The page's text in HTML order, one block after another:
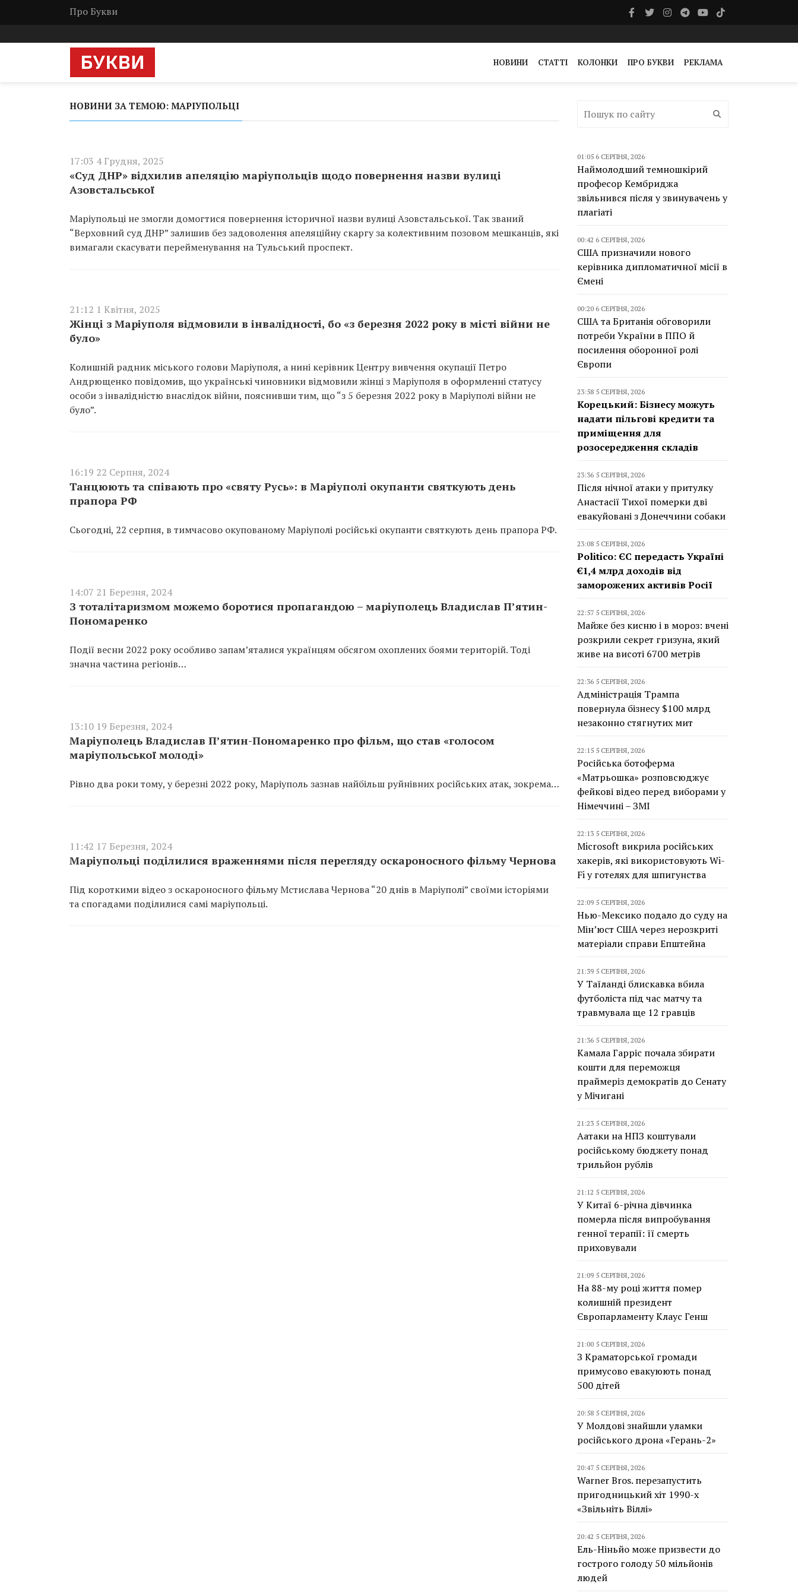
Про Букви
НОВИНИ СТАТТІ КОЛОНКИ ПРО БУКВИ РЕКЛАМА
НОВИНИ ЗА ТЕМОЮ: МАРІУПОЛЬЦІ
17:03 4 Грудня, 2025
«Суд ДНР» відхилив апеляцію маріупольців щодо повернення назви вулиці
Азовстальської
Маріупольці не змогли домогтися повернення історичної назви вулиці Азовстальської. Так званий
“Верховний суд ДНР” залишив без задоволення апеляційну скаргу за колективним позовом мешканців, які
вимагали скасувати перейменування на Тульський проспект.
21:12 1 Квітня, 2025
Жінці з Маріуполя відмовили в інвалідності, бо «з березня 2022 року в місті війни не
було»
Колишній радник міського голови Маріуполя, а нині керівник Центру вивчення окупації Петро
Андрющенко повідомив, що українські чиновники відмовили жінці з Маріуполя в оформленні статусу
особи з інвалідністю внаслідок війни, пояснивши тим, що “з 5 березня 2022 року в Маріуполі війни не
було”.
16:19 22 Серпня, 2024
Танцюють та співають про «святу Русь»: в Маріуполі окупанти святкують день
прапора РФ
Сьогодні, 22 серпня, в тимчасово окупованому Маріуполі російські окупанти святкують день прапора РФ.
14:07 21 Березня, 2024
З тоталітаризмом можемо боротися пропагандою – маріуполець Владислав П’ятин-
Пономаренко
Події весни 2022 року особливо запам’яталися українцям обсягом охоплених боями територій. Тоді
значна частина регіонів…
13:10 19 Березня, 2024
Маріуполець Владислав П’ятин-Пономаренко про фільм, що став «голосом
маріупольської молоді»
Рівно два роки тому, у березні 2022 року, Маріуполь зазнав найбільш руйнівних російських атак, зокрема…
11:42 17 Березня, 2024
Маріупольці поділилися враженнями після перегляду оскароносного фільму Чернова
Під короткими відео з оскароносного фільму Мстислава Чернова “20 днів в Маріуполі” своїми історіями
та спогадами поділилися самі маріупольці.
01:05 6 СЕРПНЯ, 2026
Наймолодший темношкірий
професор Кембриджа
звільнився після у звинувачень у
плагіаті
00:42 6 СЕРПНЯ, 2026
США призначили нового
керівника дипломатичної місії в
Ємені
00:20 6 СЕРПНЯ, 2026
США та Британія обговорили
потреби України в ППО й
посилення оборонної ролі
Європи
23:58 5 СЕРПНЯ, 2026
Корецький: Бізнесу можуть
надати пільгові кредити та
приміщення для
розосередження складів
23:36 5 СЕРПНЯ, 2026
Після нічної атаки у притулку
Анастасії Тихої померки дві
евакуйовані з Донеччини собаки
23:08 5 СЕРПНЯ, 2026
Politico: ЄС передасть Україні
€1,4 млрд доходів від
заморожених активів Росії
22:57 5 СЕРПНЯ, 2026
Майже без кисню і в мороз: вчені
розкрили секрет гризуна, який
живе на висоті 6700 метрів
22:36 5 СЕРПНЯ, 2026
Адміністрація Трампа
повернула бізнесу $100 млрд
незаконно стягнутих мит
22:15 5 СЕРПНЯ, 2026
Російська ботоферма
«Матрьошка» розповсюджує
фейкові відео перед виборами у
Німеччині – ЗМІ
22:13 5 СЕРПНЯ, 2026
Microsoft викрила російських
хакерів, які використовують Wi-
Fi у готелях для шпигунства
22:09 5 СЕРПНЯ, 2026
Нью-Мексико подало до суду на
Мін’юст США через нерозкриті
матеріали справи Епштейна
21:39 5 СЕРПНЯ, 2026
У Таїланді блискавка вбила
футболіста під час матчу та
травмувала ще 12 гравців
21:36 5 СЕРПНЯ, 2026
Камала Гарріс почала збирати
кошти для переможця
праймеріз демократів до Сенату
у Мічигані
21:23 5 СЕРПНЯ, 2026
Аатаки на НПЗ коштували
російському бюджету понад
трильйон рублів
21:12 5 СЕРПНЯ, 2026
У Китаї 6-річна дівчинка
померла після випробування
генної терапії: її смерть
приховували
21:09 5 СЕРПНЯ, 2026
На 88-му році життя помер
колишній президент
Європарламенту Клаус Генш
21:00 5 СЕРПНЯ, 2026
З Краматорської громади
примусово евакуюють понад
500 дітей
20:58 5 СЕРПНЯ, 2026
У Молдові знайшли уламки
російського дрона «Герань-2»
20:47 5 СЕРПНЯ, 2026
Warner Bros. перезапустить
пригодницький хіт 1990-х
«Звільніть Віллі»
20:42 5 СЕРПНЯ, 2026
Ель-Ніньйо може призвести до
гострого голоду 50 мільйонів
людей